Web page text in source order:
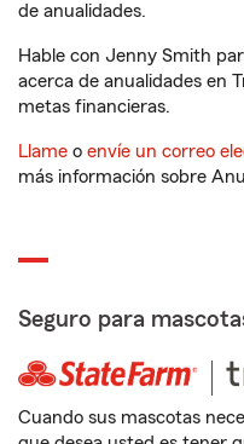
de anualidades.
Hable con Jenny Smith
acerca de anualidades en
metas financieras.
Llame o envíe un correo
más información sobre
Seguro para
Cuando sus mascotas